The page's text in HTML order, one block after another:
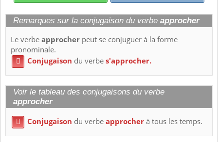
Remarques sur la conjugaison du verbe approcher
Le verbeapprocher peut se conjuguer à la forme
pronominale.
 Conjugaison du verbes'approcher.
Voir le tableau des conjugaisons du verbe
approcher
 Conjugaison du verbeapprocherà tous les temps.